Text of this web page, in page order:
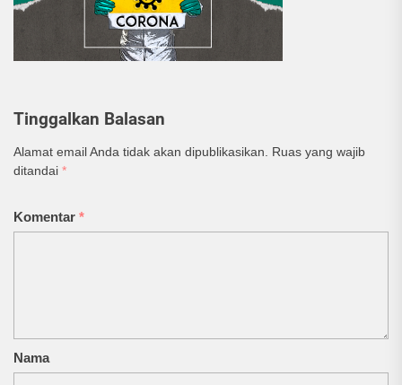
Tinggalkan Balasan
Alamat email Anda tidak akan dipublikasikan.
Ruas yang wajib
ditandai *
Komentar *
Nama